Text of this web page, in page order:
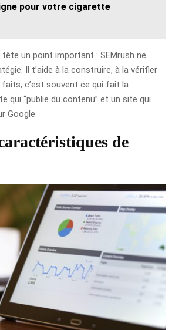
pour votre cigarette
un point important : SEMrush ne
Il t’aide à la construire, à la vérifier
faits, c’est souvent ce qui fait la
qui “publie du contenu” et un site qui
Google.
de